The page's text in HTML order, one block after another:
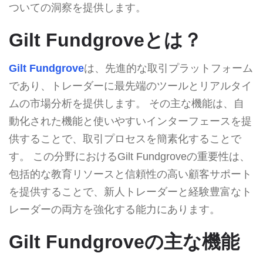
ついての洞察を提供します。
Gilt Fundgroveとは？
Gilt Fundgroveは、先進的な取引プラットフォーム
であり、トレーダーに最先端のツールとリアルタイ
ムの市場分析を提供します。 その主な機能は、自
動化された機能と使いやすいインターフェースを提
供することで、取引プロセスを簡素化することで
す。 この分野におけるGilt Fundgroveの重要性は、
包括的な教育リソースと信頼性の高い顧客サポート
を提供することで、新人トレーダーと経験豊富なト
レーダーの両方を強化する能力にあります。
Gilt Fundgroveの主な機能